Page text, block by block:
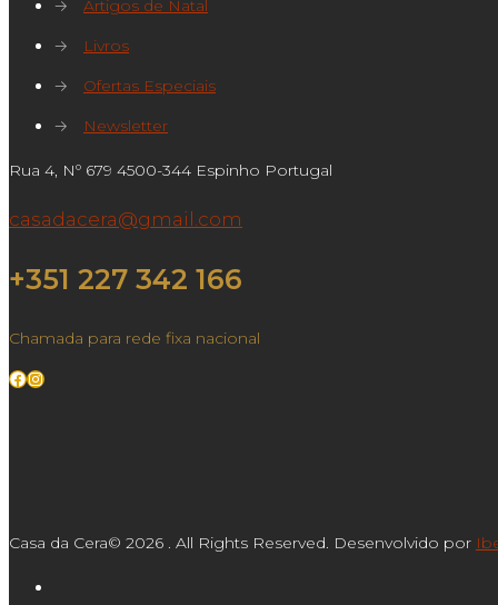
→
Artigos de Natal
→
Livros
→
Ofertas Especiais
→
Newsletter
Rua 4, Nº 679 4500-344 Espinho Portugal
casadacera@gmail.com
+351 227 342 166
Chamada para rede fixa nacional
Facebook
Instagram
Casa da Cera© 2026 . All Rights Reserved. Desenvolvido por